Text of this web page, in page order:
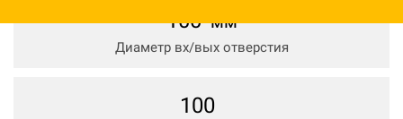
100 мм
Диаметр вх/вых отверстия
100